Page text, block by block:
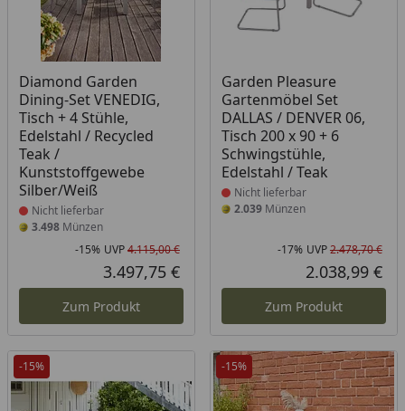
Diamond Garden
Dining-Set VENEDIG,
Tisch + 4 Stühle,
Edelstahl / Recycled
Teak /
Kunststoffgewebe
Silber/Weiß
Produkt nicht lieferbar
Nicht lieferbar
3.498 Münzen
Rabatt in Prozent
-15%
Ursprünglicher Preis
UVP4.115,00 €
Aktueller Preis
3.497,75 €
Zum Produkt
Garden Pleasure
Gartenmöbel Set
DALLAS / DENVER 06,
Tisch 200 x 90 + 6
Schwingstühle,
Edelstahl / Teak
Produkt nicht lieferbar
Nicht lieferbar
2.039Münzen
-17% UVP2.478,70 €
2.038,99 €
Zum Produkt
-15% -15%